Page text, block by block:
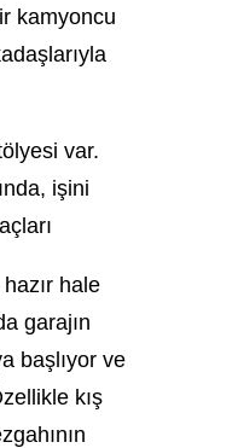
kamyoncu
var.
işini
hale
garajın
başlıyor ve
kış